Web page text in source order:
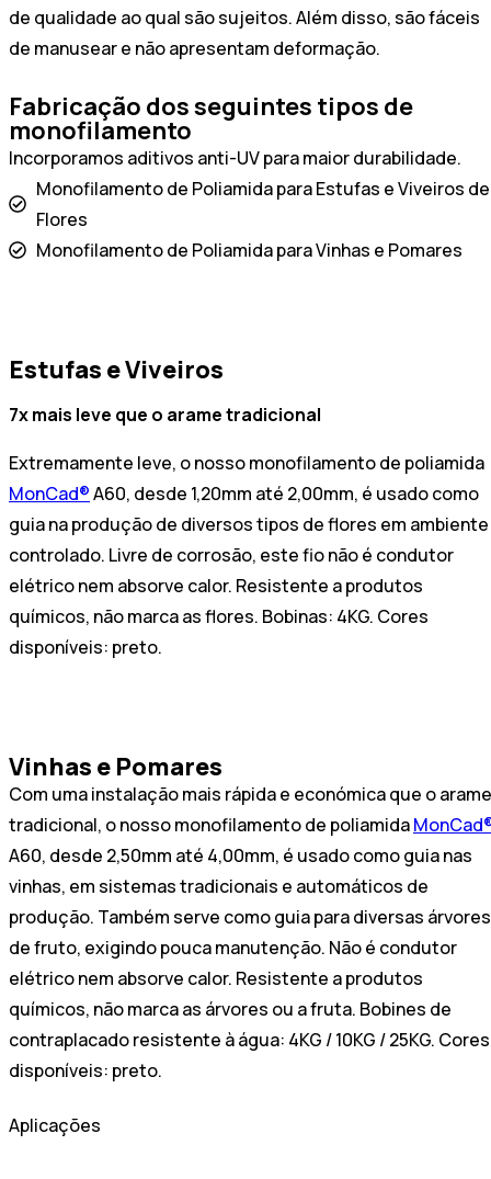
de qualidade ao qual são sujeitos. Além disso, são fáceis
de manusear e não apresentam deformação.
Fabricação dos seguintes tipos de
monofilamento
Incorporamos aditivos anti-UV para maior durabilidade.
Monofilamento de Poliamida para Estufas e Viveiros de
Flores
Monofilamento de Poliamida para Vinhas e Pomares
Estufas e Viveiros
7x mais leve que o arame tradicional
Extremamente leve, o nosso monofilamento de poliamida
MonCad®A60, desde 1,20mm até 2,00mm, é usado como
guia na produção de diversos tipos de flores em ambiente
controlado. Livre de corrosão, este fio não é condutor
elétrico nem absorve calor. Resistente a produtos
químicos, não marca as flores. Bobinas: 4KG. Cores
disponíveis: preto.
Vinhas e Pomares
Com uma instalação mais rápida e económica que o arame
tradicional, o nosso monofilamento de poliamida
A60, desde 2,50mm até 4,00mm, é usado como guia nas
vinhas, em sistemas tradicionais e automáticos de
produção. Também serve como guia para diversas árvores
de fruto, exigindo pouca manutenção. Não é condutor
elétrico nem absorve calor. Resistente a produtos
químicos, não marca as árvores ou a fruta. Bobines de
contraplacado resistente à água: 4KG / 10KG / 25KG. Cores
disponíveis: preto.
Aplicações